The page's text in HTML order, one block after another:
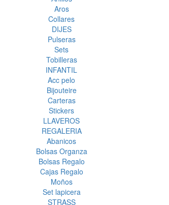
Aros
Collares
DIJES
Pulseras
Sets
Tobilleras
INFANTIL
Acc pelo
Bijouteire
Carteras
Stickers
LLAVEROS
REGALERIA
Abanicos
Bolsas Organza
Bolsas Regalo
Cajas Regalo
Moños
Set lapicera
STRASS